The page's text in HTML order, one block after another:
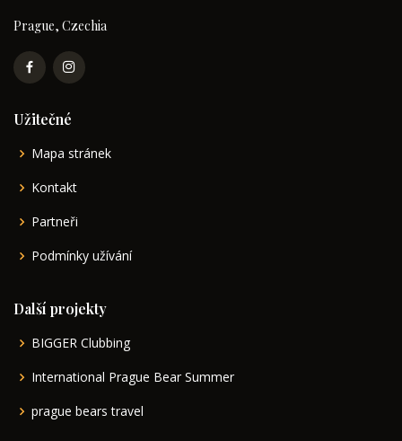
Prague, Czechia
Užitečné
Mapa stránek
Kontakt
Partneři
Podmínky užívání
Další projekty
BIGGER Clubbing
International Prague Bear Summer
prague bears travel